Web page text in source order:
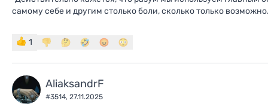
самому себе и другим столько боли, сколько только
1
AliaksandrF
#3514, 27.11.2025